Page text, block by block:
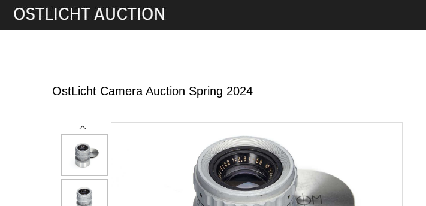
OstLicht Camera Auction Spring 2024